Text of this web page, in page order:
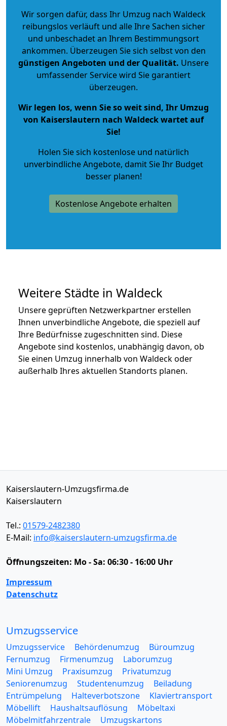
Wir sorgen dafür, dass Ihr Umzug nach Waldeck
reibungslos verläuft und alle Ihre Sachen sicher
und unbeschadet an Ihrem Bestimmungsort
ankommen. Überzeugen Sie sich selbst von den
günstigen Angeboten und der Qualität. Unsere
umfassender Service wird Sie garantiert
überzeugen.
Wir legen los, wenn Sie so weit sind, Ihr Umzug
von Kaiserslautern nach Waldeck wartet auf
Sie!
Holen Sie sich kostenlose und natürlich
unverbindliche Angebote, damit Sie Ihr Budget
besser planen!
Kostenlose Angebote erhalten
Weitere Städte in Waldeck
Unsere geprüften Netzwerkpartner erstellen
Ihnen unverbindliche Angebote, die speziell auf
Ihre Bedürfnisse zugeschnitten sind. Diese
Angebote sind kostenlos, unabhängig davon, ob
Sie einen Umzug innerhalb von Waldeck oder
außerhalb Ihres aktuellen Standorts planen.
Kaiserslautern-Umzugsfirma.de
Kaiserslautern
Tel.: 01579-2482380
E-Mail: info@kaiserslautern-umzugsfirma.de
Öffnungszeiten: Mo - Sa: 06:30 - 16:00 Uhr
Impressum
Datenschutz
Umzugsservice
Umzugsservice Behördenumzug
Büroumzug
Fernumzug
Firmenumzug
Laborumzug
Mini Umzug
Praxisumzug
Privatumzug
Seniorenumzug
Studentenumzug
Beiladung
Entrümpelung
Halteverbotszone
Klaviertransport
Möbellift
Haushaltsauflösung
Möbeltaxi
Möbelmitfahrzentrale
Umzugskartons